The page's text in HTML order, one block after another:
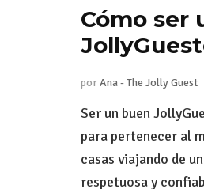
Cómo ser
porAna - The Jolly Guest
Ser un buen
para pertenecer al
casas viajando de
respetuosa y